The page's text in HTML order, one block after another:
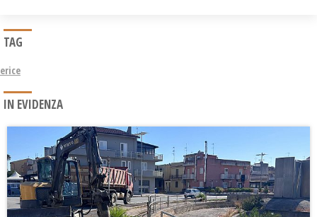
TAG
erice
IN EVIDENZA